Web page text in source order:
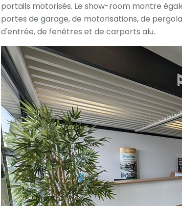
portails motorisés. Le show-room montre
portes de garage, de motorisations, de
d'entrée, de fenêtres et de carports alu.